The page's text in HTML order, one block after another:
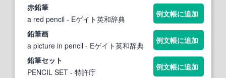
赤鉛筆
a red pencil - Eゲイト英和辞典
例文帳に追加
鉛筆画
a picture in pencil - Eゲイト英和辞典
例文帳に追加
鉛筆セット
PENCIL SET - 特許庁
例文帳に追加